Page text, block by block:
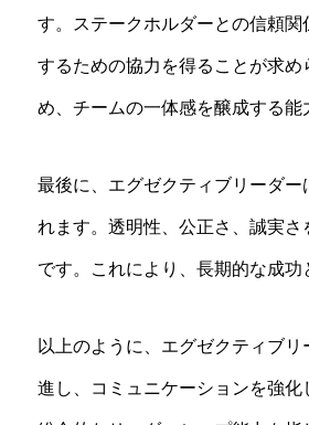
す。ステークホルダーとの信頼
するための協力を得ることが求
め、チームの一体感を醸成する能
最後に、エグゼクティブリーダ
れます。透明性、公正さ、誠実
です。これにより、長期的な成功
以上のように、エグゼクティブ
進し、コミュニケーションを強